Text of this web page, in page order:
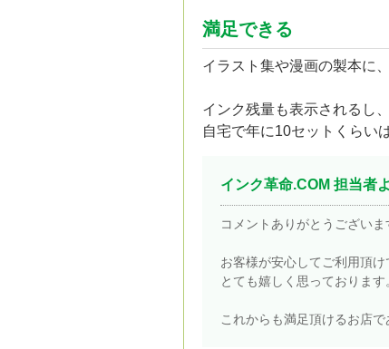
満足できる
イラスト集や漫画の製本に
インク残量も表示されるし
自宅で年に10セットくらい
インク革命.COM 担当者
コメントありがとうございま
お客様が安心してご利用頂け
とても嬉しく思っております
これからも満足頂けるお店